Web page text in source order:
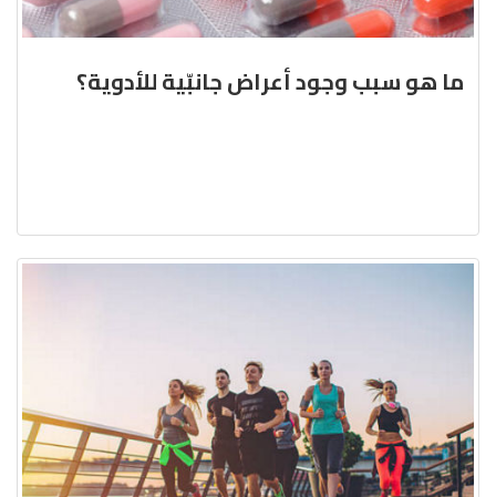
ما هو سبب وجود أعراض جانبّية للأدوية؟